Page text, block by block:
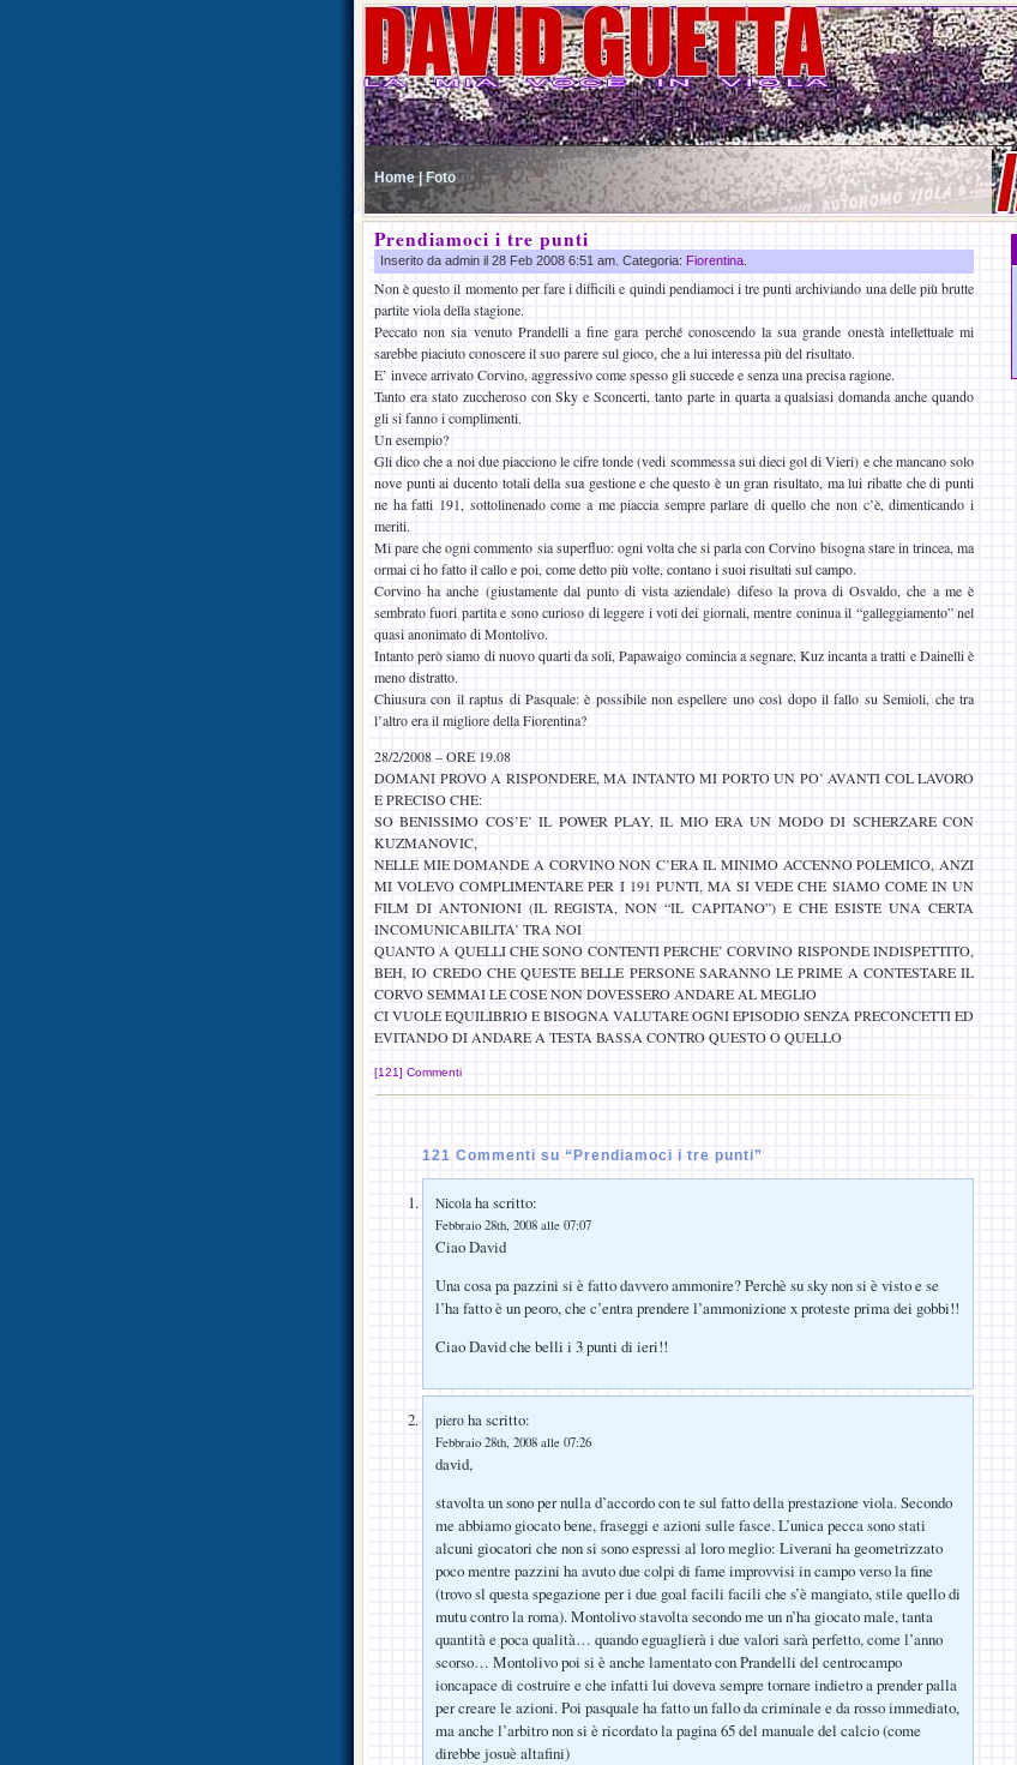
Home | Foto
Prendiamoci i tre punti
Inserito da admin il 28 Feb 2008 6:51 am. Categoria: Fiorentina
Non è questo il momento per fare i difficili e quindi pendiamoci i tre punti archiviando una delle più brutte
partite viola della stagione.
Peccato non sia venuto Prandelli a fine gara perché conoscendo la sua grande onestà intellettuale mi
sarebbe piaciuto conoscere il suo parere sul gioco, che a lui interessa più del risultato.
E’ invece arrivato Corvino, aggressivo come spesso gli succede e senza una precisa ragione.
Tanto era stato zuccheroso con Sky e Sconcerti, tanto parte in quarta a qualsiasi domanda anche quando
gli si fanno i complimenti.
Un esempio?
Gli dico che a noi due piacciono le cifre tonde (vedi scommessa sui dieci gol di Vieri) e che mancano solo
nove punti ai ducento totali della sua gestione e che questo è un gran risultato, ma lui ribatte che di punti
ne ha fatti 191, sottolinenado come a me piaccia sempre parlare di quello che non c’è, dimenticando i
meriti.
Mi pare che ogni commento sia superfluo: ogni volta che si parla con Corvino bisogna stare in trincea, ma
ormai ci ho fatto il callo e poi, come detto più volte, contano i suoi risultati sul campo.
Corvino ha anche (giustamente dal punto di vista aziendale) difeso la prova di Osvaldo, che a me è
sembrato fuori partita e sono curioso di leggere i voti dei giornali, mentre coninua il “galleggiamento” nel
quasi anonimato di Montolivo.
Intanto però siamo di nuovo quarti da soli, Papawaigo comincia a segnare, Kuz incanta a tratti e Dainelli è
meno distratto.
Chiusura con il raptus di Pasquale: è possibile non espellere uno così dopo il fallo su Semioli, che tra
l’altro era il migliore della Fiorentina?
28/2/2008 – ORE 19.08
DOMANI PROVO A RISPONDERE, MA INTANTO MI PORTO UN PO’ AVANTI COL LAVORO
E PRECISO CHE:
SO BENISSIMO COS’E’ IL POWER PLAY, IL MIO ERA UN MODO DI SCHERZARE CON
KUZMANOVIC,
NELLE MIE DOMANDE A CORVINO NON C’ERA IL MINIMO ACCENNO POLEMICO, ANZI
MI VOLEVO COMPLIMENTARE PER I 191 PUNTI, MA SI VEDE CHE SIAMO COME IN UN
FILM DI ANTONIONI (IL REGISTA, NON “IL CAPITANO”) E CHE ESISTE UNA CERTA
INCOMUNICABILITA’ TRA NOI
QUANTO A QUELLI CHE SONO CONTENTI PERCHE’ CORVINO RISPONDE INDISPETTITO,
BEH, IO CREDO CHE QUESTE BELLE PERSONE SARANNO LE PRIME A CONTESTARE IL
CORVO SEMMAI LE COSE NON DOVESSERO ANDARE AL MEGLIO
CI VUOLE EQUILIBRIO E BISOGNA VALUTARE OGNI EPISODIO SENZA PRECONCETTI ED
EVITANDO DI ANDARE A TESTA BASSA CONTRO QUESTO O QUELLO
[121] Commenti
121 Commenti su “Prendiamoci i tre punti”
Nicola ha scritto:
Febbraio 28th, 2008 alle 07:07
Ciao David
Una cosa pa pazzini si è fatto davvero ammonire? Perchè su sky non si è visto e se
l’ha fatto è un peoro, che c’entra prendere l’ammonizione x proteste prima dei gobbi!!
Ciao David che belli i 3 punti di ieri!!
piero ha scritto:
Febbraio 28th, 2008 alle 07:26
david,
stavolta un sono per nulla d’accordo con te sul fatto della prestazione viola. Secondo
me abbiamo giocato bene, fraseggi e azioni sulle fasce. L’unica pecca sono stati
alcuni giocatori che non si sono espressi al loro meglio: Liverani ha geometrizzato
poco mentre pazzini ha avuto due colpi di fame improvvisi in campo verso la fine
(trovo sl questa spegazione per i due goal facili facili che s’è mangiato, stile quello di
mutu contro la roma). Montolivo stavolta secondo me un n’ha giocato male, tanta
quantità e poca qualità… quando eguaglierà i due valori sarà perfetto, come l’anno
scorso… Montolivo poi si è anche lamentato con Prandelli del centrocampo
ioncapace di costruire e che infatti lui doveva sempre tornare indietro a prender palla
per creare le azioni. Poi pasquale ha fatto un fallo da criminale e da rosso immediato,
ma anche l’arbitro non si è ricordato la pagina 65 del manuale del calcio (come
direbbe josuè altafini)